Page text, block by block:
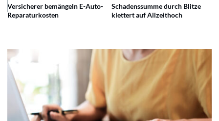
Versicherer bemängeln E-Auto-
Reparaturkosten
Schadenssumme durch Blitze
klettert auf Allzeithoch